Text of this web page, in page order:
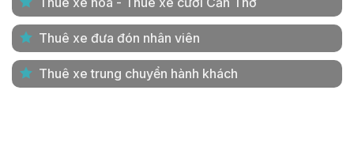
Thuê xe đưa đón nhân viên
Thuê xe trung chuyển hành khách